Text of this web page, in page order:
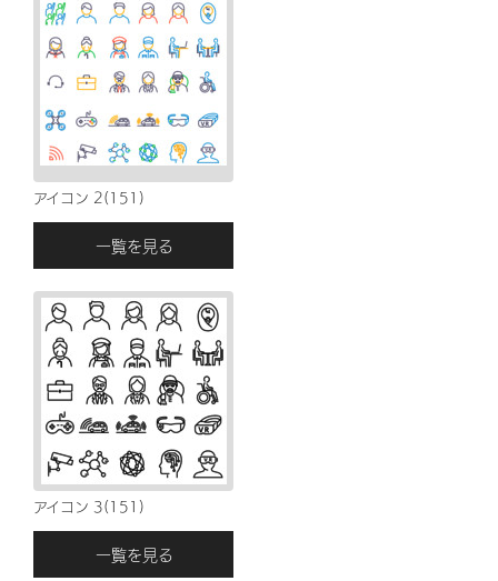
アイコン 2(151)
一覧を見る
アイコン 3(151)
一覧を見る